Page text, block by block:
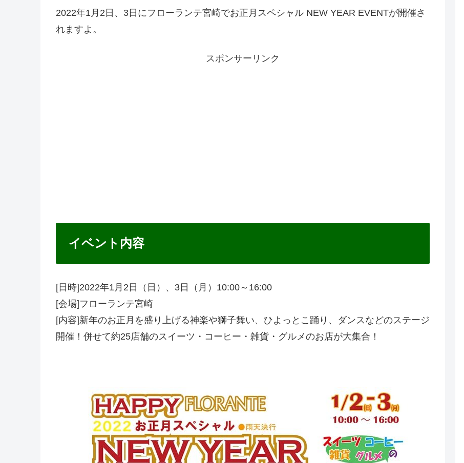
2022年1月2日、3日にフローランテ宮崎でお正月スペシャル NEW YEAR EVENTが開催さ
れますよ。
スポンサーリンク
イベント内容
[日時]2022年1月2日（日）、3日（月）10:00～16:00
[会場]フローランテ宮崎
[内容]新年のお正月を盛り上げる神楽や獅子舞い、ひよっとこ踊り、ダンスなどのステージ
開催！併せて約25店舗のスイーツ・コーヒー・雑貨・グルメのお店が大集合！